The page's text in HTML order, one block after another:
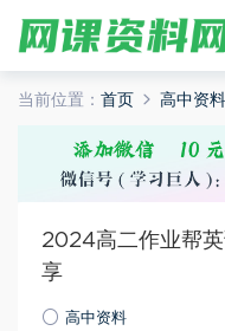
当前位置： 首页 高中资料
2024高二作业帮
享
高中资料